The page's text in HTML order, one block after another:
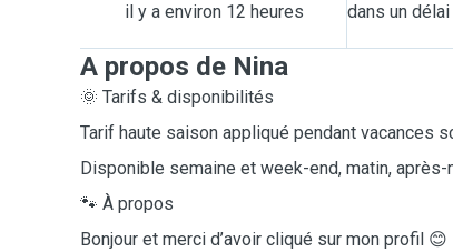
il y a environ 12 heures dans un
A propos de Nina
🌞 Tarifs & disponibilités
Tarif haute saison appliqué pendant vacances
Disponible semaine et week-end, matin,
🐾 À propos
Bonjour et merci d’avoir cliqué sur mon profil 😊